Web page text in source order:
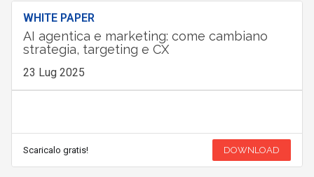
WHITE PAPER
AI agentica e marketing: come cambiano
strategia, targeting e CX
23 Lug 2025
Scaricalo gratis! DOWNLOAD